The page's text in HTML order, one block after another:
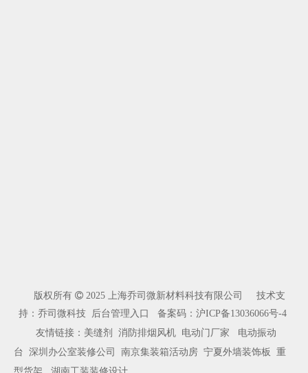
版权所有  2025 上海乔司微新材料科技有限公司 技术支
持：乔司微科技 后台管理入口 备案码： 沪ICP备13036066号-4
友情链接： 美缝剂 消防排烟风机 电动门厂家
电动振动
台 深圳办公室装修公司 南京集装箱活动房 宁夏外墙装饰板
重